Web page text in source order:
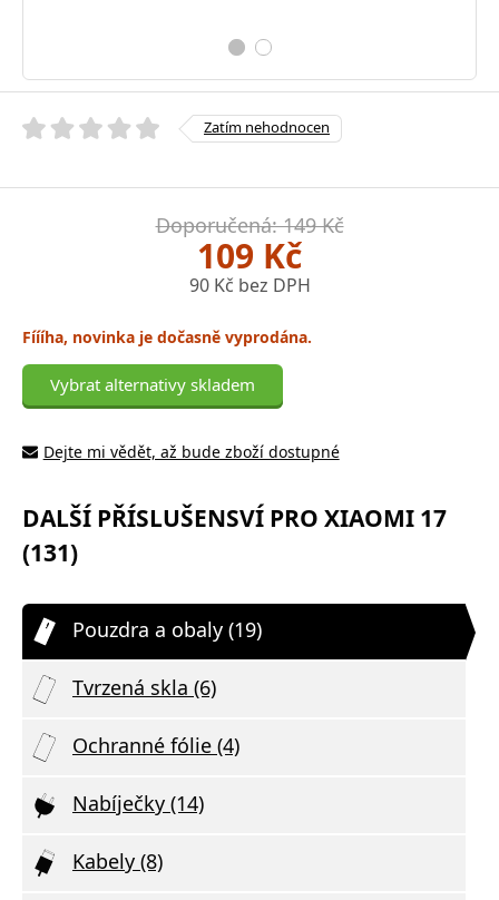
Zatím nehodnocen
Doporučená: 149 Kč
109 Kč
90 Kč bez DPH
Fíííha, novinka je dočasně vyprodána.
Vybrat alternativy skladem
Dejte mi vědět, až bude zboží dostupné
DALŠÍ PŘÍSLUŠENSVÍ PRO XIAOMI 17
(131)
Pouzdra a obaly (19)
Tvrzená skla (6)
Ochranné fólie (4)
Nabíječky (14)
Kabely (8)